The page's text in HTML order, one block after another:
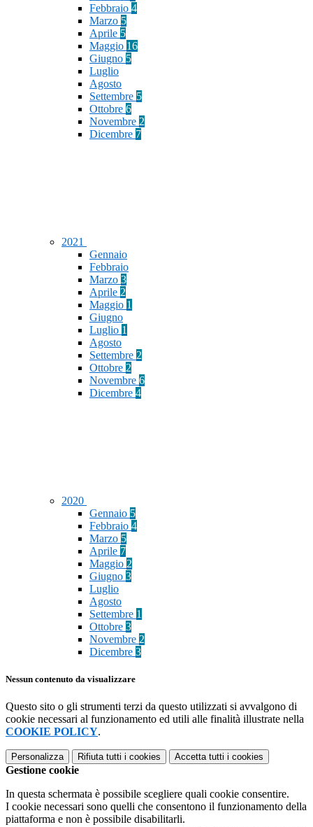
Febbraio 4
Marzo 5
Aprile 5
Maggio 16
Giugno 5
Luglio
Agosto
Settembre 5
Ottobre 6
Novembre 2
Dicembre 7
2021
Gennaio
Febbraio
Marzo 3
Aprile 2
Maggio 1
Giugno
Luglio 1
Agosto
Settembre 2
Ottobre 2
Novembre 6
Dicembre 4
2020
Gennaio 5
Febbraio 4
Marzo 5
Aprile 7
Maggio 2
Giugno 3
Luglio
Agosto
Settembre 1
Ottobre 3
Novembre 2
Dicembre 3
Nessun contenuto da visualizzare
Questo sito o gli strumenti terzi da questo utilizzati si avvalgono di
cookie necessari al funzionamento ed utili alle finalità illustrate nella
COOKIE POLICY.
Personalizza Rifiuta tutti i cookies Accetta tutti i cookies
Gestione cookie
In questa schermata è possibile scegliere quali cookie consentire.
I cookie necessari sono quelli che consentono il funzionamento della
piattaforma e non è possibile disabilitarli.